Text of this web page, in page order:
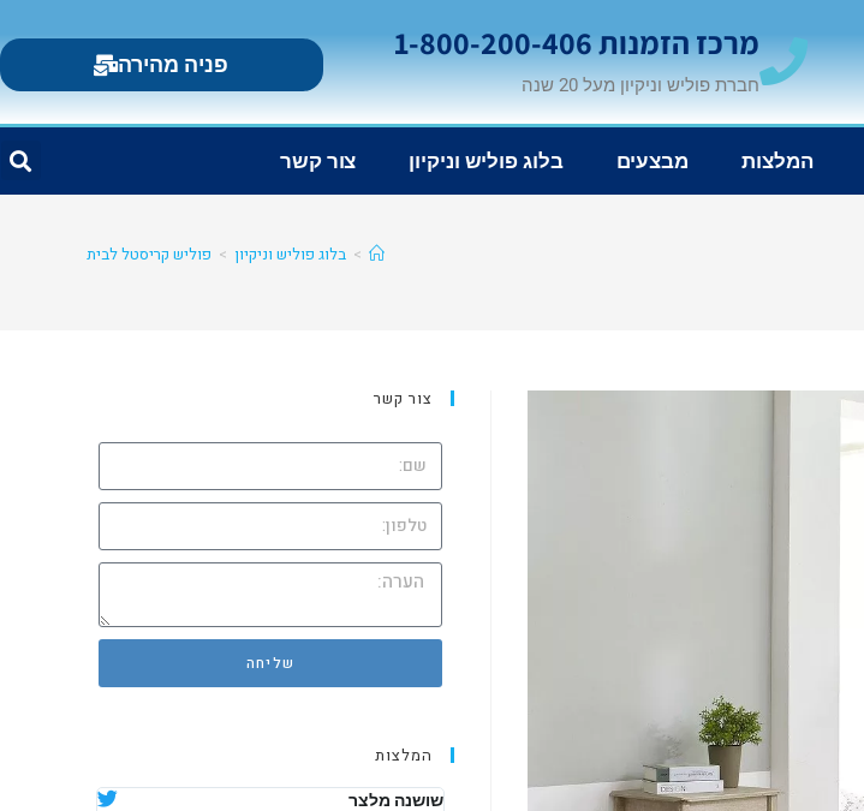
מרכז הזמנות 1-800-200-406
חברת פוליש וניקיון מעל 20 שנה
פניה מהירה
המלצות מבצעים בלוג פוליש וניקיון צור קשר
> בלוג פוליש וניקיון > פוליש קריסטל לבית
צור קשר
שליחה
המלצות
שושנה מלצר